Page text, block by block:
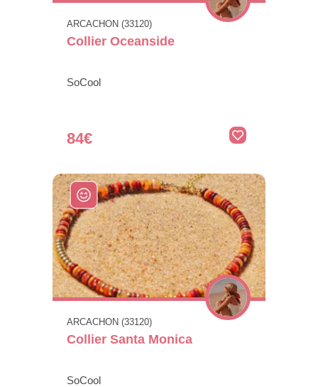
ARCACHON (33120)
Collier Oceanside
SoCool
84€
ARCACHON (33120)
Collier Santa Monica
SoCool